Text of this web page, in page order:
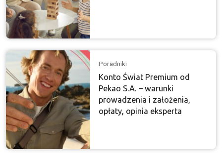
Poradniki
Konto Świat Premium od
Pekao S.A. – warunki
prowadzenia i założenia,
opłaty, opinia eksperta